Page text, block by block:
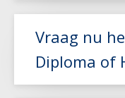
Vraag nu
Diploma of
chauffeur